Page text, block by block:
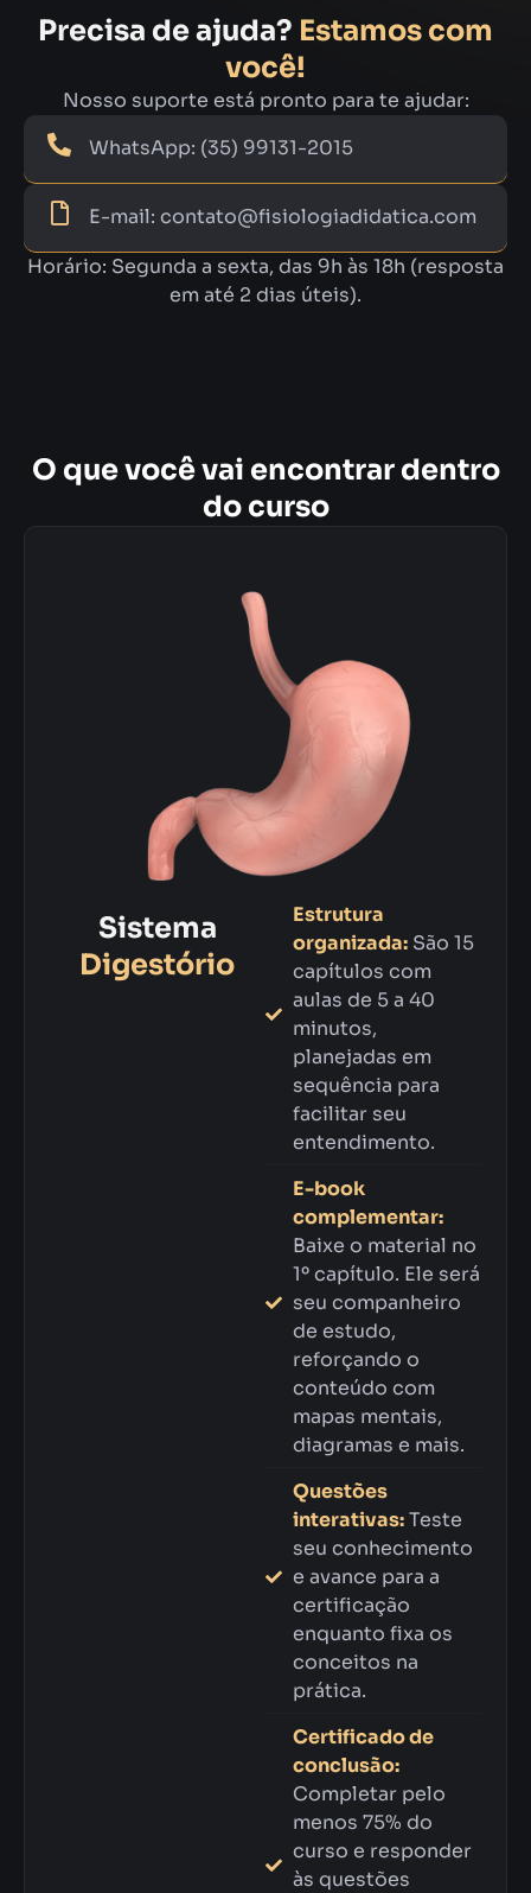
Precisa de ajuda? Estamos com
você!
Nosso suporte está pronto para te ajudar:
WhatsApp: (35) 99131-2015
E-mail: contato@fisiologiadidatica.com
Horário: Segunda a sexta, das 9h às 18h (resposta
em até 2 dias úteis).
O que você vai encontrar dentro
do curso
Sistema
Digestório
Estrutura
organizada:São 15
capítulos com
aulas de 5 a 40
minutos,
planejadas em
sequência para
facilitar seu
entendimento.
E-book
complementar:
Baixe o material no
1º capítulo. Ele será
seu companheiro
de estudo,
reforçando o
conteúdo com
mapas mentais,
diagramas e mais.
Questões
interativas:Teste
seu conhecimento
e avance para a
certificação
enquanto fixa os
conceitos na
prática.
Certificado de
conclusão:
Completar pelo
menos 75% do
curso e responder
às questões